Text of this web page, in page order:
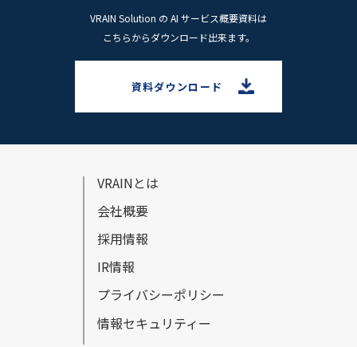
VRAIN Solution の AI サービス概要資料は
こちらからダウンロード出来ます。
資料ダウンロード
VRAINとは
会社概要
採⽤情報
IR情報
プライバシーポリシー
情報セキュリティー